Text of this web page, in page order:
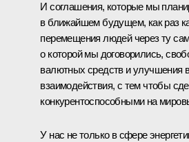
И соглашения, которые мы
в ближайшем будущем, как раз
перемещения людей через ту
о которой мы договорились,
валютных средств и улучшения
взаимодействия, с тем чтобы
конкурентоспособными на
У нас не только в сфере